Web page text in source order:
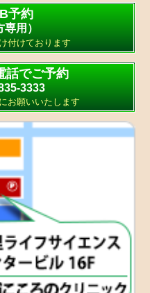
予約
専用）
付けております
話でご予約
3333
お願いいたします